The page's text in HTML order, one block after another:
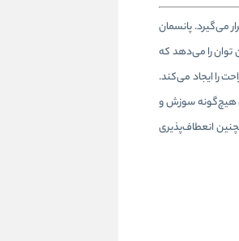
می‌گیرد. پانسمان
را می‌دهد که
را ایجاد می‌کند.
هیچ‌گونه سوزش و
انعطاف‌پذیری